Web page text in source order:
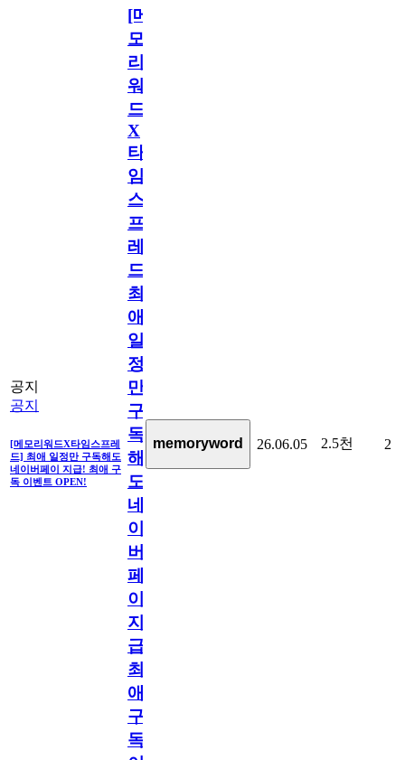
공지
공지
[메모리워드X타임스프레
드] 최애 일정만 구독해도
네이버페이 지급! 최애 구
독 이벤트 OPEN!
[메
모
리
워
드
X
타
임
스
프
레
드]
최
애
일
정
만
구
독
해
도
네
이
버
페
이
지
급!
최
애
구
독
memoryword 26.06.05 2.5천 2